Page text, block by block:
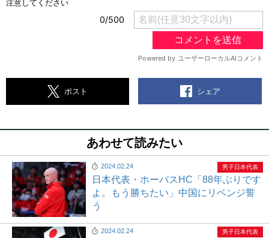
ポスト シェア
あわせて読みたい
2024.02.24
日本代表・ホーバスHC「88年ぶりです
よ。もう勝ちたい」中国にリベンジ誓
う
男子日本代表
2024.02.24 男子日本代表